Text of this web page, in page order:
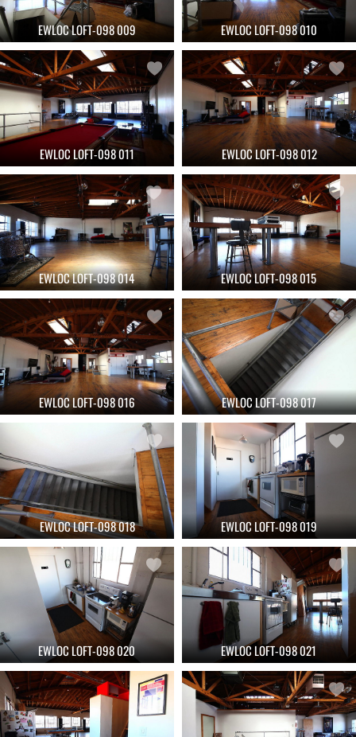
EWLOC LOFT-098 009 EWLOC LOFT-098 010
EWLOC LOFT-098 011 EWLOC LOFT-098 012
EWLOC LOFT-098 014 EWLOC LOFT-098 015
EWLOC LOFT-098 016 EWLOC LOFT-098 017
EWLOC LOFT-098 018 EWLOC LOFT-098 019
EWLOC LOFT-098 020 EWLOC LOFT-098 021